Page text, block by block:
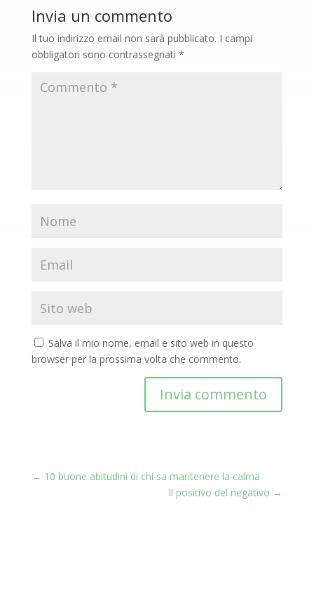
Invia un commento
Il tuo indirizzo email non sarà pubblicato. I campi
obbligatori sono contrassegnati *
Salva il mio nome, email e sito web in questo
browser per la prossima volta che commento.
Invia commento
← 10 buone abitudini di chi sa mantenere la calma
Il positivo del negativo →